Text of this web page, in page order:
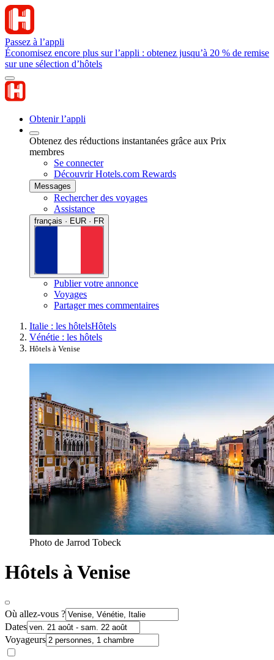
Passez à l’appli
Économisez encore plus sur l’appli : obtenez jusqu’à 20 % de remise
sur une sélection d’hôtels
Obtenir l’appli
Obtenez des réductions instantanées grâce aux Prix
membres
Se connecter
Découvrir Hotels.com Rewards
Messages
Rechercher des voyages
Assistance
français · EUR · FR
Publier votre annonce
Voyages
Partager mes commentaires
Italie : les hôtelsHôtels
Vénétie : les hôtels
Hôtels à Venise
Photo de Jarrod Tobeck
Hôtels à Venise
Où allez-vous ?
Dates
Voyageurs